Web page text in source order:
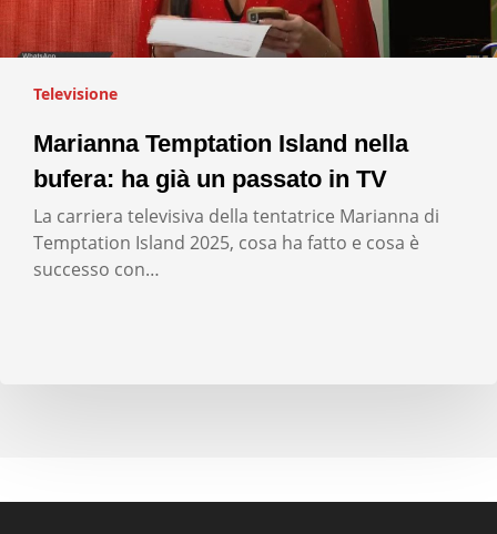
Televisione
Marianna Temptation Island nella
bufera: ha già un passato in TV
La carriera televisiva della tentatrice Marianna di
Temptation Island 2025, cosa ha fatto e cosa è
successo con…